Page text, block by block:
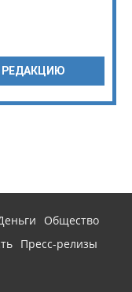
РЕДАКЦИЮ
Общество
Пресс-релизы